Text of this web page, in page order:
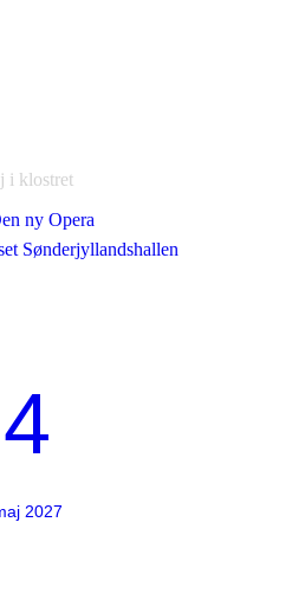
i klostret
ny Opera
Sønderjyllandshallen
4
2027